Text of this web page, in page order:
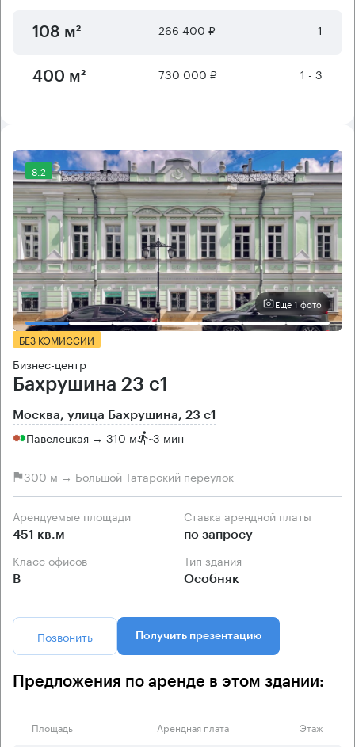
108 м² 266 400 ₽ 1
400 м² 730 000 ₽ 1 - 3
8.2
Еще 1 фото
БЕЗ КОМИССИИ
Бизнес-центр
Бахрушина 23 с1
Москва, улица Бахрушина, 23 с1
Павелецкая → 310 м ~3 мин
300 м → Большой Татарский переулок
Арендуемые площади
451 кв.м
Ставка арендной платы
по запросу
Класс офисов
B
Тип здания
Особняк
Позвонить Получить презентацию
Предложения по аренде в этом здании:
Площадь Арендная плата Этаж